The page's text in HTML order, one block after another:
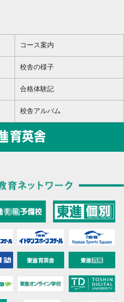
コース案内
校舎の様子
合格体験記
校舎アルバム